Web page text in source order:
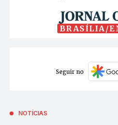
BRASÍLIA/
Seguir no
NOTÍCIAS